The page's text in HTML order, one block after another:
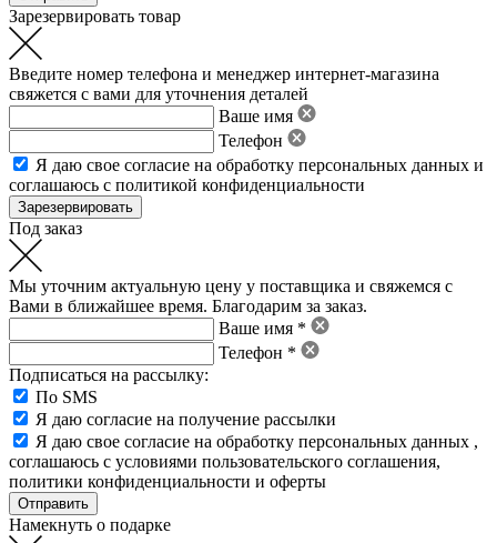
Зарезервировать товар
Введите номер телефона и менеджер интернет-магазина
свяжется с вами для уточнения деталей
Ваше имя
Телефон
Я даю свое согласие на обработку персональных данных и
соглашаюсь с политикой конфиденциальности
Под заказ
Мы уточним актуальную цену у поставщика и свяжемся с
Вами в ближайшее время. Благодарим за заказ.
Ваше имя *
Телефон *
Подписаться на рассылку:
По SMS
Я даю согласие на получение рассылки
Я даю свое согласие на обработку персональных данных ,
соглашаюсь с условиями пользовательского соглашения,
политики конфиденциальности и оферты
Намекнуть о подарке